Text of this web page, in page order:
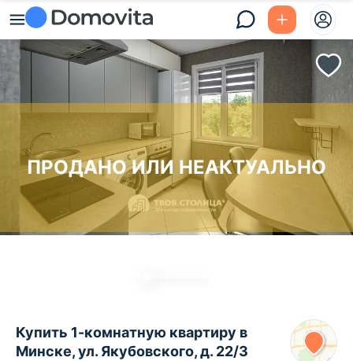
ПРОДАНО ИЛИ НЕАКТУАЛЬНО
Купить 1-комнатную квартиру в
Минске, ул. Якубовского, д. 22/3